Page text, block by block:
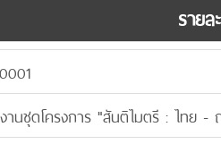
รายล
านชุดโครงการ "สันติไมตรี : ไทย